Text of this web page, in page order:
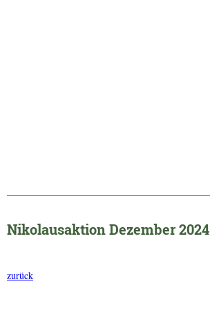
Nikolausaktion Dezember 2024
zurück